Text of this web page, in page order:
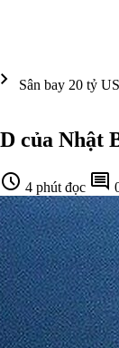
chevron_right
Sân bay 20 tỷ
của
schedule 4 phút đọc comment